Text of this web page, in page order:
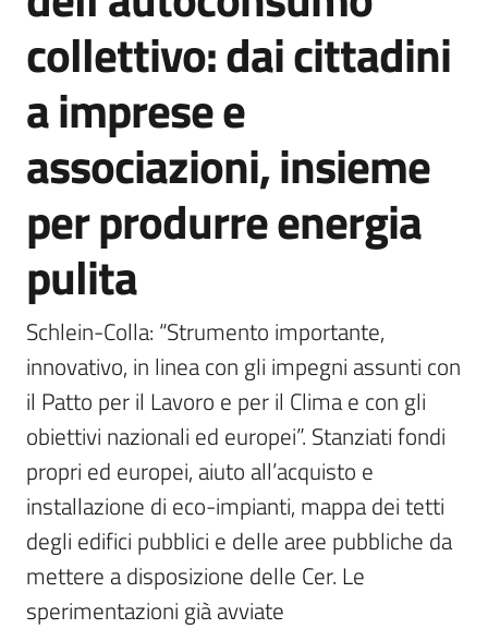
collettivo: dai cittadini
a imprese e
associazioni, insieme
per produrre energia
pulita
Schlein-Colla: “Strumento importante,
innovativo, in linea con gli impegni assunti con
il Patto per il Lavoro e per il Clima e con gli
obiettivi nazionali ed europei”. Stanziati fondi
propri ed europei, aiuto all’acquisto e
installazione di eco-impianti, mappa dei tetti
degli edifici pubblici e delle aree pubbliche da
mettere a disposizione delle Cer. Le
sperimentazioni già avviate